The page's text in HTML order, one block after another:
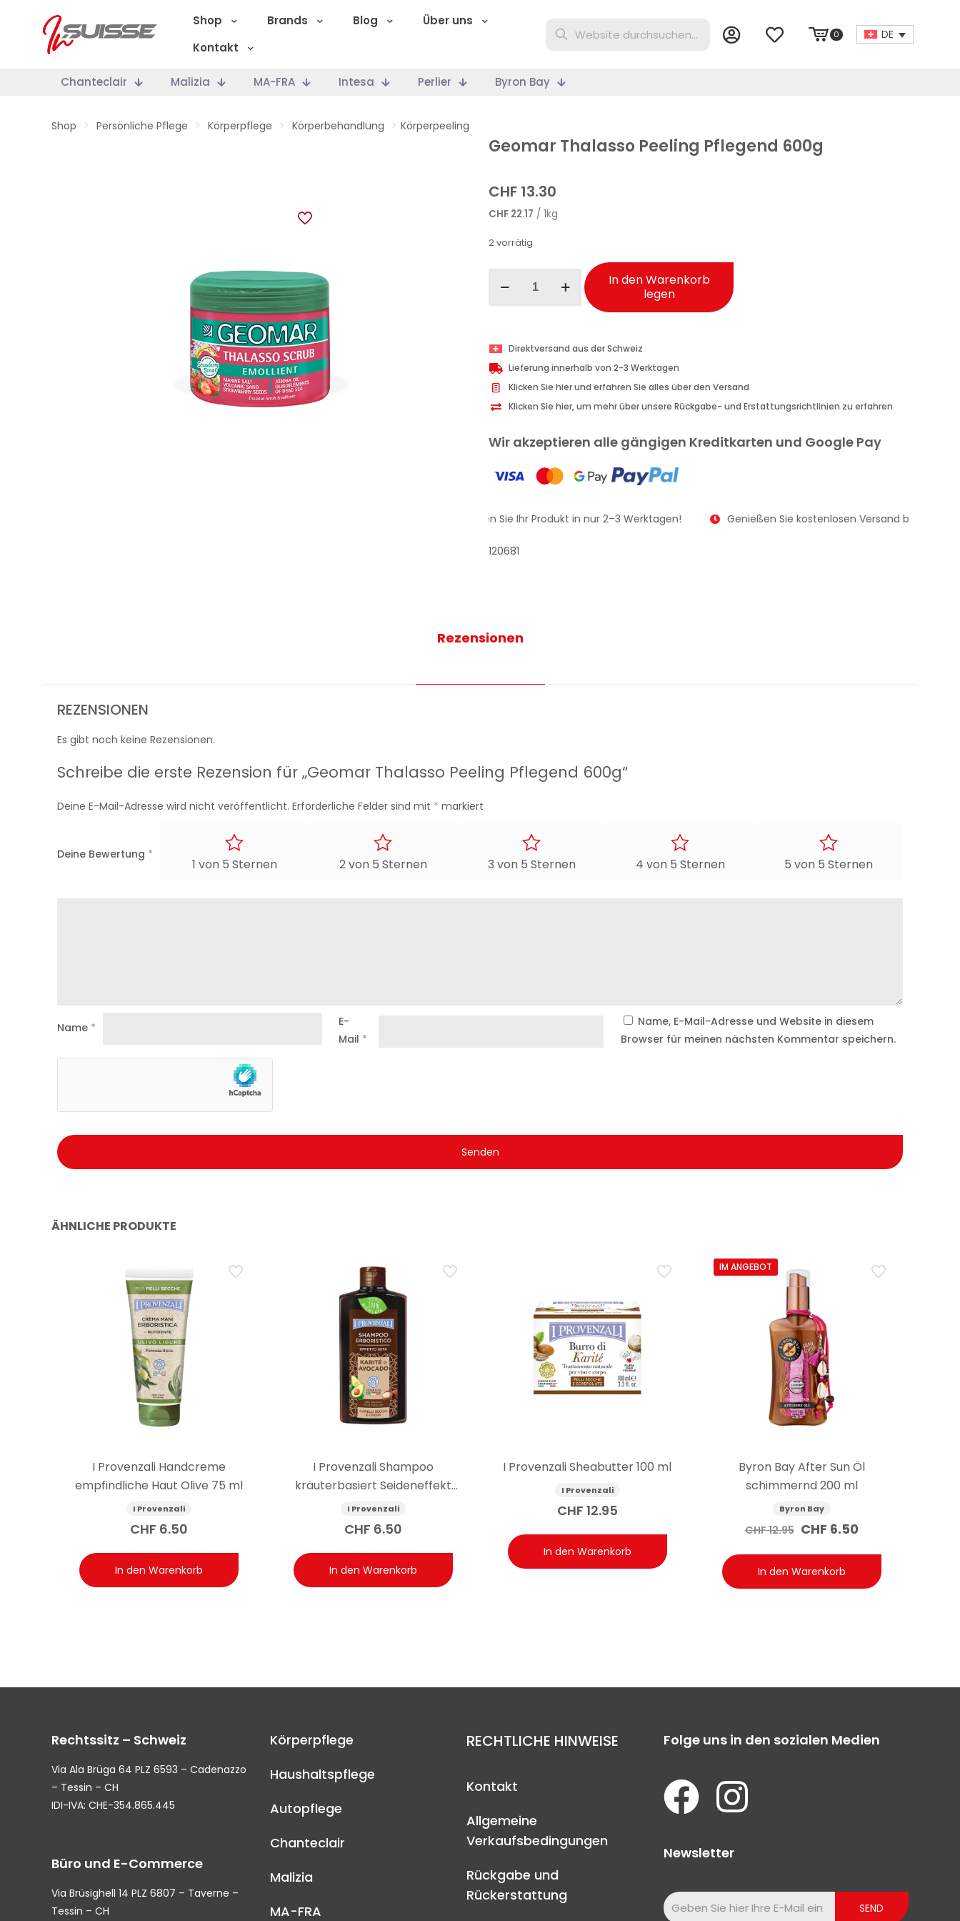
Shop Brands Blog
Über uns
Kontakt
0 DE
Chanteclair Malizia MA-FRA Intesa Perlier Byron Bay
Shop > Persönliche Pflege > Körperpflege > Körperbehandlung > Körperpeeling
Geomar Thalasso Peeling Pflegend 600g
CHF 13.30
CHF 22.17 / 1kg
2 vorrätig
Thalasso
600g
Menge
In den Warenkorb
legen
Direktversand aus der Schweiz
Lieferung innerhalb von 2-3 Werktagen
Klicken Sie hier und erfahren Sie alles über den Versand
Klicken Sie hier, um mehr über unsere Rückgabe- und Erstattungsrichtlinien zu erfahren
Wir akzeptieren alle gängigen Kreditkarten und Google Pay
Erhalten Sie Ihr Produkt in nur 2–3 Werktagen! Genießen Sie kostenlosen Versand bei
120681
Rezensionen
REZENSIONEN
Es gibt noch keine Rezensionen.
Schreibe die erste Rezension für „Geomar Thalasso Peeling Pflegend 600g“
Deine E-Mail-Adresse wird nicht veröffentlicht. Erforderliche Felder sind mit * markiert
Deine Bewertung *
1 von 5 Sternen 2 von 5 Sternen 3 von 5 Sternen 4 von 5 Sternen 5 von 5 Sternen
Name *
E-
Mail *
Name, E-Mail-Adresse und Website in diesem
Browser für meinen nächsten Kommentar speichern.
ÄHNLICHE PRODUKTE
I Provenzali Handcreme
empfindliche Haut Olive 75 ml
I Provenzali
CHF 6.50
In den Warenkorb
I Provenzali Shampoo
kräuterbasiert Seideneffekt
Sheabutter und Avocado 250 ml
I Provenzali
CHF 6.50
In den Warenkorb
I Provenzali Sheabutter 100 ml
I Provenzali
CHF 12.95
In den Warenkorb
IM ANGEBOT
Byron Bay After Sun Öl
schimmernd 200 ml
Byron Bay
CHF12.95 Ursprünglicher
war:
CHF 6.50Aktueller
CHF 6.50.
In den Warenkorb
Rechtssitz – Schweiz
Via Ala Brüga 64 PLZ 6593 – Cadenazzo
– Tessin – CH
IDI-IVA: CHE-354.865.445
Büro und E-Commerce
Via Brüsighell 14 PLZ 6807 – Taverne –
Tessin – CH
Körperpflege
Haushaltspflege
Autopflege
Chanteclair
Malizia
MA-FRA
RECHTLICHE HINWEISE
Kontakt
Allgemeine
Verkaufsbedingungen
Rückgabe und
Rückerstattung
Folge uns in den sozialen Medien
Newsletter